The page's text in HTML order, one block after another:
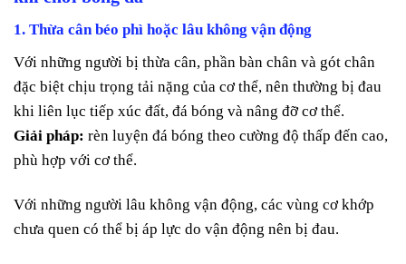
1. Thừa cân béo phì hoặc lâu không vận động
Với những người bị thừa cân, phần bàn chân và gót chân
đặc biệt chịu trọng tải nặng của cơ thể, nên thường bị đau
khi liên lục tiếp xúc đất, đá bóng và nâng đỡ cơ thể.
Giải pháp: rèn luyện đá bóng theo cường độ thấp đến cao,
phù hợp với cơ thể.
Với những người lâu không vận động, các vùng cơ khớp
chưa quen có thể bị áp lực do vận động nên bị đau.